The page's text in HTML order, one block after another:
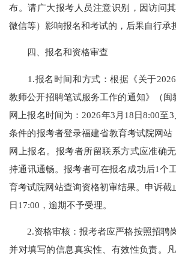
布。请广大报考人员注意识别，因访问
微信等）影响报名和考试的，后果自行承
四、报名和资格审查
1.报名时间和方式：根据《关于2026
教师公开招聘笔试服务工作的通知》（闽
网上报名时间为：2026年3月18日8:00至
条件的报考者登录福建省教育考试院网站
网上报名。报考者所留联系方式应准确
持通讯通畅。报考者可在报名成功后1个
育考试院网站查询资格初审结果。申诉截
日17:00，逾期不予受理。
2.资格审核：报考者应严格按照招聘岗
并对填写的信息真实性、有效性负责。